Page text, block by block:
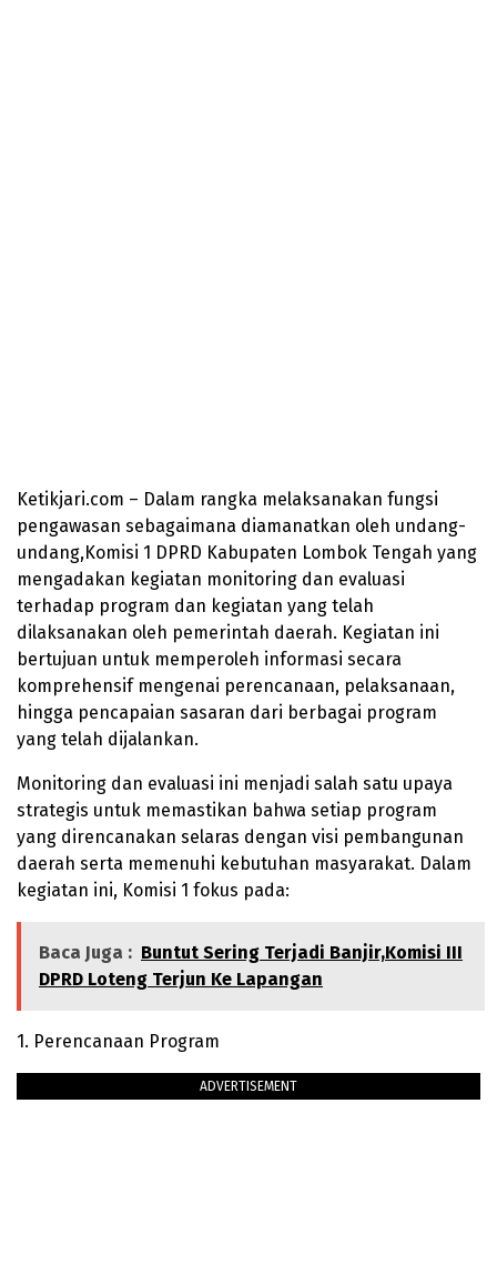
Ketikjari.com – Dalam rangka melaksanakan fungsi
pengawasan sebagaimana diamanatkan oleh undang-
undang,Komisi 1 DPRD Kabupaten Lombok Tengah yang
mengadakan kegiatan monitoring dan evaluasi
terhadap program dan kegiatan yang telah
dilaksanakan oleh pemerintah daerah. Kegiatan ini
bertujuan untuk memperoleh informasi secara
komprehensif mengenai perencanaan, pelaksanaan,
hingga pencapaian sasaran dari berbagai program
yang telah dijalankan.
Monitoring dan evaluasi ini menjadi salah satu upaya
strategis untuk memastikan bahwa setiap program
yang direncanakan selaras dengan visi pembangunan
daerah serta memenuhi kebutuhan masyarakat. Dalam
kegiatan ini, Komisi 1 fokus pada:
Baca Juga : Buntut Sering Terjadi Banjir,Komisi III
DPRD Loteng Terjun Ke Lapangan
1. Perencanaan Program
ADVERTISEMENT